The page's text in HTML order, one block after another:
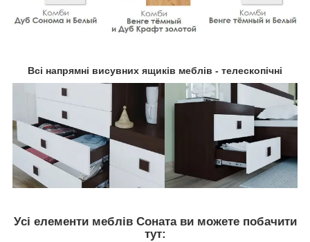
Всі напрямні висувних ящиків меблів - телескопічні
Усі елементи меблів Соната ви можете побачити
тут: